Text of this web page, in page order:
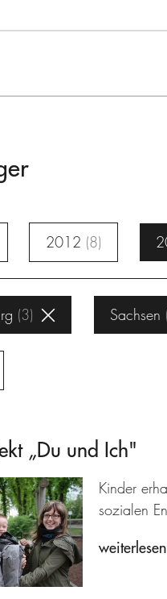
2012 8
3 Sachsen
„Du und Ich"
Kinder
sozialen
weiterlesen